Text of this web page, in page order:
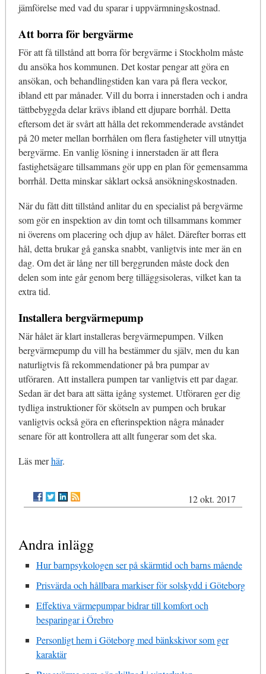
jämförelse med vad du sparar i uppvärmningskostnad.
Att borra för bergvärme
För att få tillstånd att borra för bergvärme i Stockholm måste
du ansöka hos kommunen. Det kostar pengar att göra en
ansökan, och behandlingstiden kan vara på flera veckor,
ibland ett par månader. Vill du borra i innerstaden och i andra
tättbebyggda delar krävs ibland ett djupare borrhål. Detta
eftersom det är svårt att hålla det rekommenderade avståndet
på 20 meter mellan borrhålen om flera fastigheter vill utnyttja
bergvärme. En vanlig lösning i innerstaden är att flera
fastighetsägare tillsammans gör upp en plan för gemensamma
borrhål. Detta minskar såklart också ansökningskostnaden.
När du fått ditt tillstånd anlitar du en specialist på bergvärme
som gör en inspektion av din tomt och tillsammans kommer
ni överens om placering och djup av hålet. Därefter borras ett
hål, detta brukar gå ganska snabbt, vanligtvis inte mer än en
dag. Om det är lång ner till berggrunden måste dock den
delen som inte går genom berg tilläggsisoleras, vilket kan ta
extra tid.
Installera bergvärmepump
När hålet är klart installeras bergvärmepumpen. Vilken
bergvärmepump du vill ha bestämmer du själv, men du kan
naturligtvis få rekommendationer på bra pumpar av
utföraren. Att installera pumpen tar vanligtvis ett par dagar.
Sedan är det bara att sätta igång systemet. Utföraren ger dig
tydliga instruktioner för skötseln av pumpen och brukar
vanligtvis också göra en efterinspektion några månader
senare för att kontrollera att allt fungerar som det ska.
Läs merhär.
12 okt. 2017
Andra inlägg
Hur barnpsykologen ser på skärmtid och barns mående
Prisvärda och hållbara markiser för solskydd i Göteborg
Effektiva värmepumpar bidrar till komfort och
besparingar i Örebro
Personligt hem i Göteborg med bänkskivor som ger
karaktär